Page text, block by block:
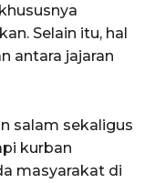
Selain itu, hal
antara jajaran
salam sekaligus
kurban
masyarakat di